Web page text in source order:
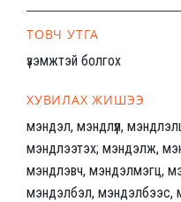
ТОВЧ УТГА
үзэмжтэй болгох
ХУВИЛАХ ЖИШЭЭ
мэндэл, мэндлүүл,
мэндлээтэх; мэндэлж,
мэндлэвч, мэндэлмэгц,
мэндэлбэл, мэндэлбээс,